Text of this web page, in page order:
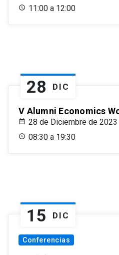
11:00 a 12:00
28 DIC
V Alumni Economics
28 de Diciembre de 2023
08:30 a 19:30
15 DIC
Conferencias